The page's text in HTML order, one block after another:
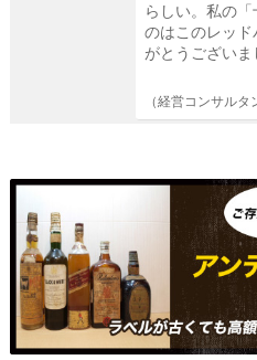
らしい。私の
のはこのレッド
がとうございま
（経営コンサルタ